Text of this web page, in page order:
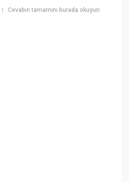
|Cevabın tamamını burada okuyun: